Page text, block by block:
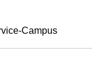
Campus